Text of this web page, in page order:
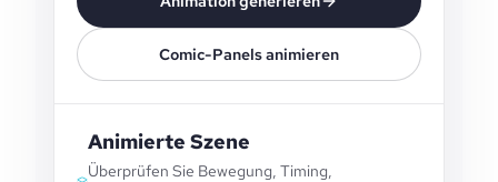
Comic-Panels animieren
Animierte Szene
Überprüfen Sie Bewegung, Timing,